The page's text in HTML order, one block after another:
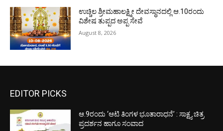
ಉಚ್ಚಿಲ ಶ್ರೀಮಹಾಲಕ್ಷ್ಮೀ ದೇವಸ್ಥಾನದಲ್ಲಿ ಆ.10ರಂದು
ವಿಶೇಷ ತುಪ್ಪದ ಅಪ್ಪ ಸೇವೆ
August 8, 2026
EDITOR PICKS
ಆ.9ರಂದು ‘ಆಟಿ ತಿಂಗಳ ಭೂತಾರಾಧನೆ’ : ಸಾಕ್ಷ್ಯ ಚಿತ್ರ
ಪ್ರದರ್ಶನ ಹಾಗೂ ಸಂವಾದ